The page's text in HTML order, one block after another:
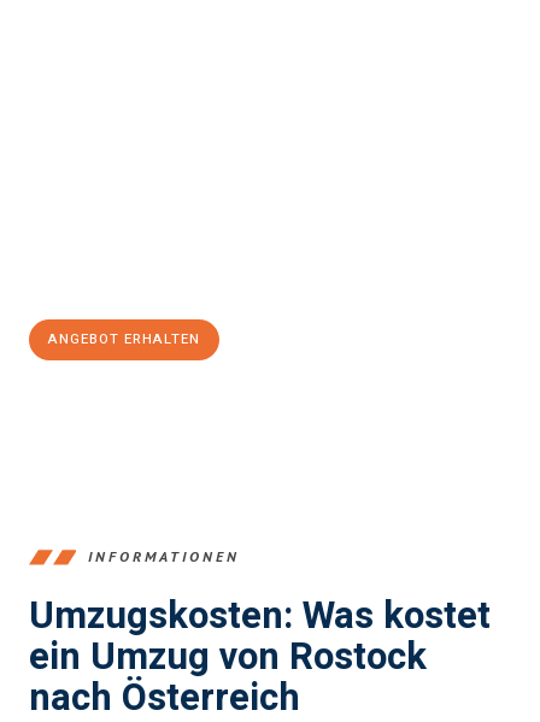
ANGEBOT ERHALTEN
INFORMATIONEN
Umzugskosten: Was kostet
ein Umzug von Rostock
nach Österreich